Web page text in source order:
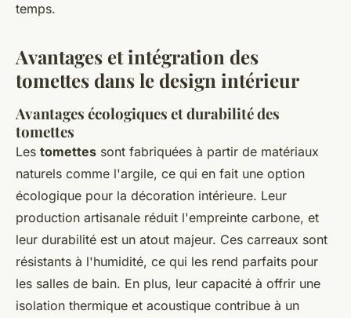
temps.
Avantages et intégration des
tomettes dans le design intérieur
Avantages écologiques et durabilité des
tomettes
Les tomettes sont fabriquées à partir de matériaux
naturels comme l'argile, ce qui en fait une option
écologique pour la décoration intérieure. Leur
production artisanale réduit l'empreinte carbone, et
leur durabilité est un atout majeur. Ces carreaux sont
résistants à l'humidité, ce qui les rend parfaits pour
les salles de bain. En plus, leur capacité à offrir une
isolation thermique et acoustique contribue à un